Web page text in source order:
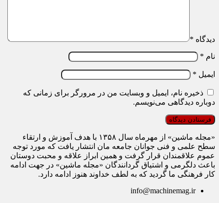
دیدگاه *
نام *
ایمیل *
ذخیره نام، ایمیل و وبسایت من در مرورگر برای زمانی که
دوباره دیدگاهی می‌نویسم.
«مجله ماشین» از مهرماه سال ۱۳۵۸ با هدف آموزش و ارتقاء
سطح علمی و فنی جوانان جامعه مان انتشار یافت که مورد توجه
عموم علاقمندان قرار گرفت و همین ابراز علاقه و محبت دوستان
باعث دلگرمی و اشتیاق گردانندگان «مجله ماشین» در جهت ادامه
کار فرهنگی ما گردید که به لطف خداوند هنوز ادامه دارد.
info@machinemag.ir